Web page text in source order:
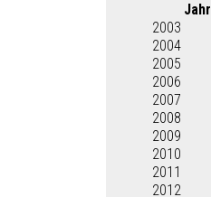
Jahr
2003
2004
2005
2006
2007
2008
2009
2010
2011
2012